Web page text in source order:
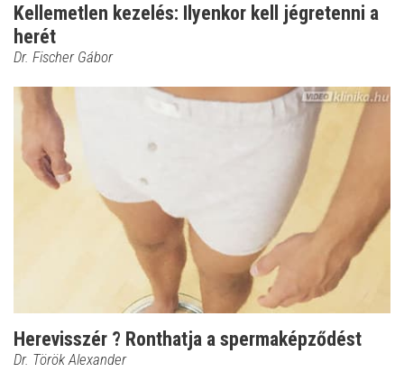
Kellemetlen kezelés: Ilyenkor kell jégretenni a
herét
Dr. Fischer Gábor
Herevisszér ? Ronthatja a spermaképződést
Dr. Török Alexander